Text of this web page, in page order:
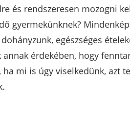
és rendszeresen mozogni
gyermekünknek?
egészséges
érdekében, hogy
ha mi is úgy viselkedünk, azt